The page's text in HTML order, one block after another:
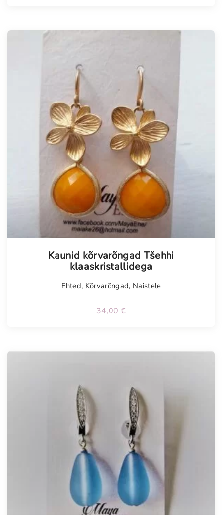
Kaunid kõrvarõngad Tšehhi
klaaskristallidega
Ehted, Kõrvarõngad, Naistele
34,00 €